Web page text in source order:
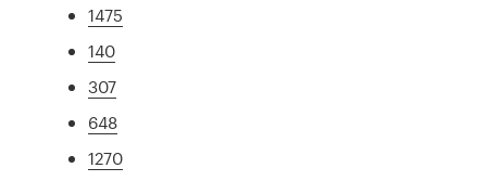
1475
140
307
648
1270